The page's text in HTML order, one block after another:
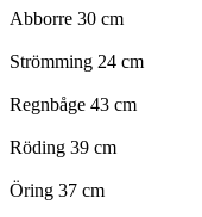
Abborre 30 cm
Strömming 24 cm
Regnbåge 43 cm
Röding 39 cm
Öring 37 cm